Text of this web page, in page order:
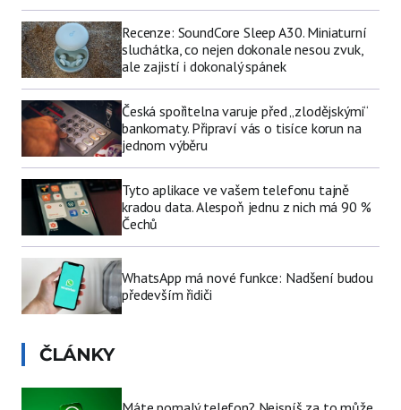
Recenze: SoundCore Sleep A30. Miniaturní
sluchátka, co nejen dokonale nesou zvuk,
ale zajistí i dokonalý spánek
Česká spořitelna varuje před „zlodějskými“
bankomaty. Připraví vás o tisíce korun na
jednom výběru
Tyto aplikace ve vašem telefonu tajně
kradou data. Alespoň jednu z nich má 90 %
Čechů
WhatsApp má nové funkce: Nadšení budou
především řidiči
ČLÁNKY